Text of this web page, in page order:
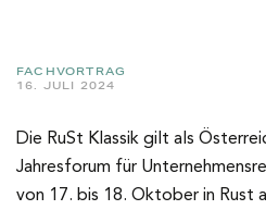
FACHVORTRAG
16. JULI 2024
Die RuSt Klassik gilt als
Jahresforum für
von 17. bis 18. Oktober in Rust